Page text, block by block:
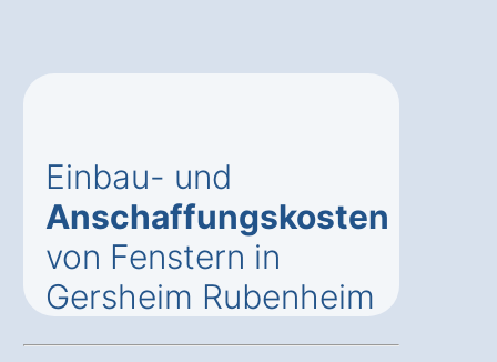
Einbau- und
Anschaffungskosten
von Fenstern in
Gersheim Rubenheim